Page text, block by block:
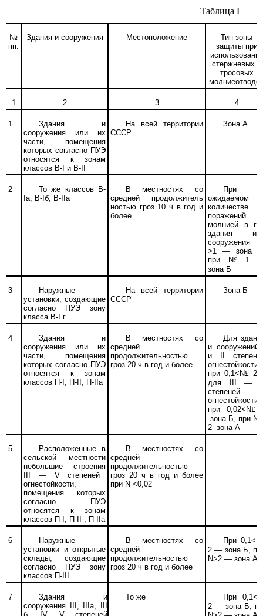
ТаблицаI
№
пп.
Здания и сооружения Местоположение
Тип зоны
защиты при
использовании
стержневых и
тросовых
1 2 3 4
1
Здания и
сооружения или их
части, помещения
которых согласно ПУЭ
относятся к зонам
классов В- и В-II
На всей территории
СССР
Зона А
2
То же классов В-
Iа, В-Iб, В-IIа
В местностях со
средней продолжитель
ностью гроз 10 ч в год и
более
При
ожидаемом
количестве
поражений
молнией в
здания
сооружения
>1 — зона
при
N£
1
зона Б
3
Наружные
установки, создающие
согласно ПУЭ зону
класса В- г
На всей территории
СССР
Зона Б
4
Здания и
сооружения или их
части, помещения
которых согласно ПУЭ
относятся к зонам
классов П-I, П-II, П-IIа
В местностях со
средней
продолжительностью
гроз 20 ч в год и более
Для
и сооружений
и II
огнестойкости
при 0,1< N£ 2
для
—
степеней
огнестойкости
при 0,02<N£
-зона Б, при N
2- зона А
5
Расположенные в
сельской местности
небольшие строения
— V степеней
огнестойкости,
помещения которых
согласно ПУЭ
относятся к зонам
классов П-I, П-II , П-IIа
В местностях со
средней
продолжительностью
гроз 20 ч в год и более
при N <0,02
6
Наружные
установки и открытые
склады, создающие
согласно ПУЭ зону
классов П-III
В местностях со
средней
продолжительностью
гроз 20 ч в год и более
При 0,1<N
2 — зона Б,
N>2 — зона А
7
Здания и
сооружения III, IIIa,
То же При 0,1<
2 — зона Б,